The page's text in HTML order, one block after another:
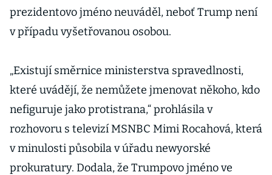
prezidentovo jméno neuváděl, neboť Trump není
v případu vyšetřovanou osobou.
„Existují směrnice ministerstva spravedlnosti,
které uvádějí, že nemůžete jmenovat někoho, kdo
nefiguruje jako protistrana,“prohlásila v
rozhovoru s televizí MSNBC Mimi Rocahová, která
v minulosti působila v úřadu newyorské
prokuratury. Dodala, že Trumpovo jméno ve